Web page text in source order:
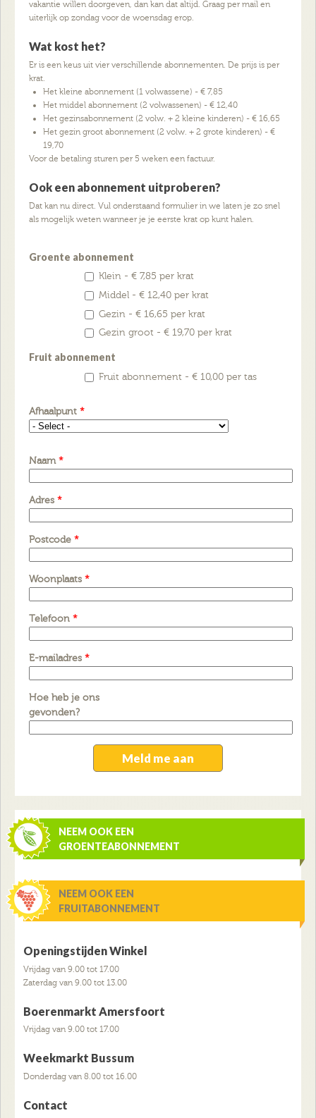
vakantie willen doorgeven, dan kan dat altijd. Graag per mail en
uiterlijk op zondag voor de woensdag erop.
Wat kost het?
Er is een keus uit vier verschillende abonnementen. De prijs is per
krat.
Het kleine abonnement (1 volwassene) - € 7,85
Het middel abonnement (2 volwassenen) - € 12,40
Het gezinsabonnement (2 volw. + 2 kleine kinderen) - € 16,65
Het gezin groot abonnement (2 volw. + 2 grote kinderen) - €
19,70
Voor de betaling sturen per 5 weken een factuur.
Ook een abonnement uitproberen?
Dat kan nu direct. Vul onderstaand formulier in we laten je zo snel
als mogelijk weten wanneer je je eerste krat op kunt halen.
Groente abonnement
Klein - € 7,85 per krat
Middel - € 12,40 per krat
Gezin - € 16,65 per krat
Gezin groot - € 19,70 per krat
Fruit abonnement
Fruit abonnement - € 10,00 per tas
Afhaalpunt *
Naam *
Adres *
Postcode *
Woonplaats *
Telefoon *
E-mailadres *
Hoe heb je ons
gevonden?
NEEM OOK EEN
GROENTEABONNEMENT
NEEM OOK EEN
FRUITABONNEMENT
Openingstijden Winkel
Vrijdag van 9.00 tot 17.00
Zaterdag van 9.00 tot 13.00
Boerenmarkt Amersfoort
Vrijdag van 9.00 tot 17.00
Weekmarkt Bussum
Donderdag van 8.00 tot 16.00
Contact